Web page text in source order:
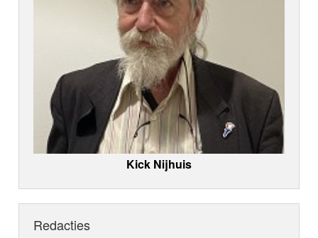
Kick Nijhuis
Redacties